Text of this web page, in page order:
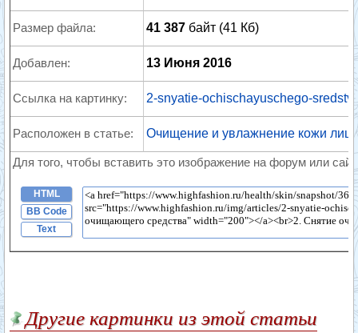
Размер файла: 41 387 байт (41 Кб)
Добавлен: 13 Июня 2016
Ссылка на картинку: 2-snyatie-ochischayuschego-
Расположен в статье: Очищение и увлажнение кожи лица
Для того, чтобы вставить это изображение на форум или
HTML
BB Code
Text
Другие картинки из этой статьи